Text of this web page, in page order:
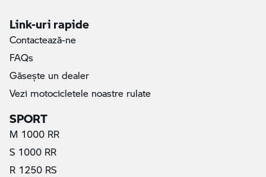
Link-uri rapide
Contactează-ne
FAQs
Găseşte un dealer
Vezi motocicletele noastre rulate
SPORT
M 1000 RR
S 1000 RR
R 1250 RS